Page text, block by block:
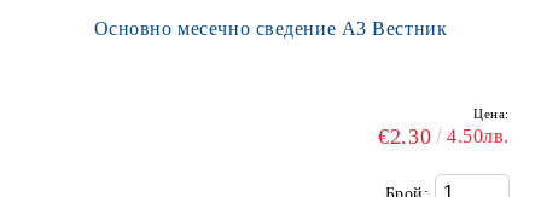
Основно месечно сведение А3 Вестник
Цена:
€2.30 4.50лв.